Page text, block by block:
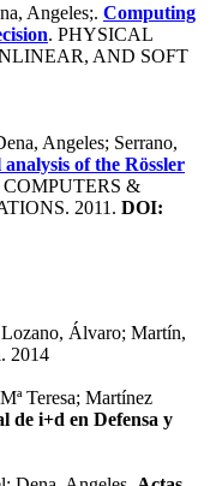
Angeles;. Computing
. PHYSICAL
AND SOFT
Angeles; Serrano,
of the Rössler
COMPUTERS &
2011. DOI:
Álvaro; Martín,
. 2014
Teresa; Martínez
de i+d en Defensa y